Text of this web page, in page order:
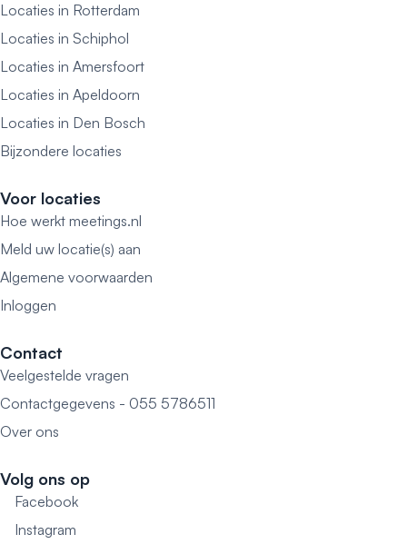
Locaties in Rotterdam
Locaties in Schiphol
Locaties in Amersfoort
Locaties in Apeldoorn
Locaties in Den Bosch
Bijzondere locaties
Voor locaties
Hoe werkt meetings.nl
Meld uw locatie(s) aan
Algemene voorwaarden
Inloggen
Contact
Veelgestelde vragen
Contactgegevens - 055 5786511
Over ons
Volg ons op
Facebook
Instagram